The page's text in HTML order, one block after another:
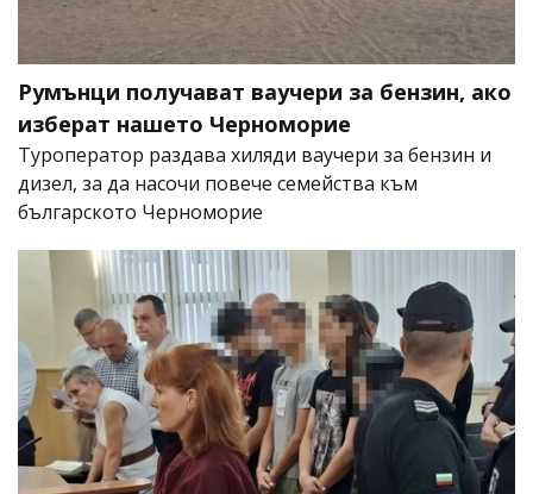
Румънци получават ваучери за бензин, ако
изберат нашето Черноморие
Туроператор раздава хиляди ваучери за бензин и
дизел, за да насочи повече семейства към
българското Черноморие